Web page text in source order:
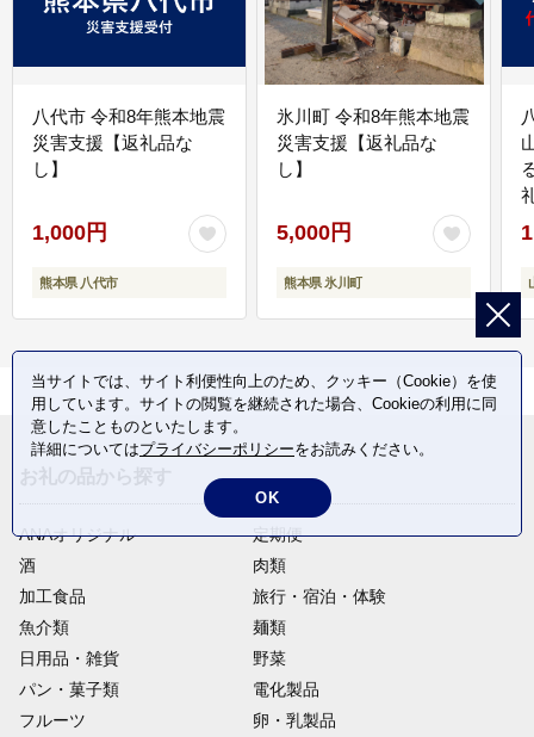
八代市 令和8年熊本地震
災害支援【返礼品な
し】
1,000円
熊本県 八代市
氷川町 令和8年熊本地震
災害支援【返礼品な
し】
5,000円
熊本県 氷川町
ANAオリジナル
定期便
酒
肉類
加工食品
旅行・宿泊・体験
魚介類
麺類
日用品・雑貨
野菜
パン・菓子類
電化製品
フルーツ
卵・乳製品
当サイトでは、サイト利便性向上のため、クッキー（Cookie）を使
用しています。サイトの閲覧を継続された場合、Cookieの利用に同
意したことものといたします。
詳細についてはプライバシーポリシーをお読みください。
OK